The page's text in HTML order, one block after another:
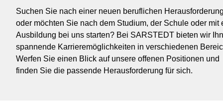
Suchen Sie nach einer neuen beruflichen
oder möchten Sie nach dem Studium, der Schule oder mit
Ausbildung bei uns starten? Bei SARSTEDT bieten wir
spannende Karrieremöglichkeiten in verschiedenen
Werfen Sie einen Blick auf unsere offenen Positionen und
finden Sie die passende Herausforderung für sich.